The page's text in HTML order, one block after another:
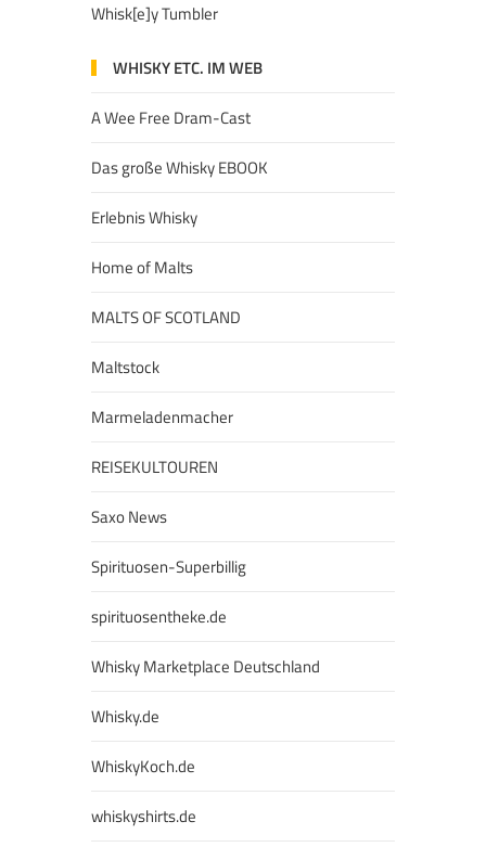
Whisk[e]y Tumbler
WHISKY ETC. IM WEB
A Wee Free Dram-Cast
Das große Whisky EBOOK
Erlebnis Whisky
Home of Malts
MALTS OF SCOTLAND
Maltstock
Marmeladenmacher
REISEKULTOUREN
Saxo News
Spirituosen-Superbillig
spirituosentheke.de
Whisky Marketplace Deutschland
Whisky.de
WhiskyKoch.de
whiskyshirts.de